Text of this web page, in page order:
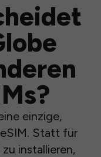
einzige,
Statt für
installieren,